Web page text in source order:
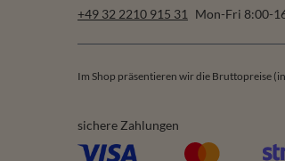
+49 32 2210 915 31 Mon-Fri 8:00-
Im Shop präsentieren wir die Bruttopreise
sichere Zahlungen